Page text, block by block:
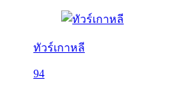
ทัวร์เกาหลี
94